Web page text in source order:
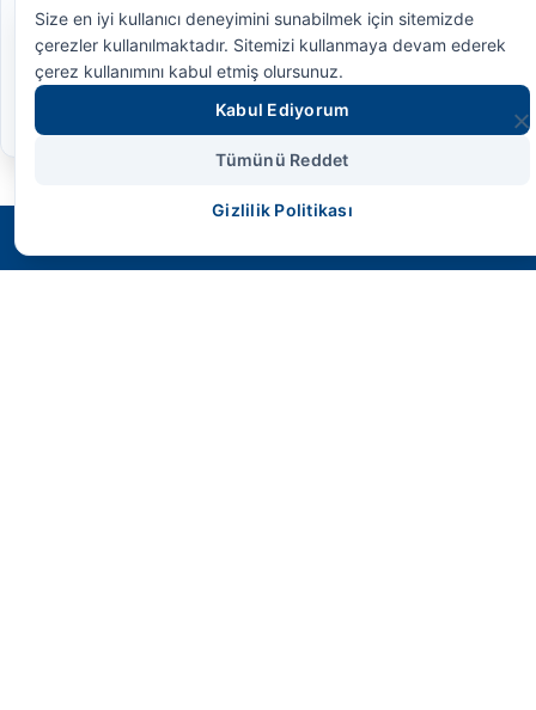
Size en iyi kullanıcı deneyimini sunabilmek için sitemizde
çerezler kullanılmaktadır. Sitemizi kullanmaya devam ederek
çerez kullanımını kabul etmiş olursunuz.
Kabul Ediyorum
Tümünü Reddet
Gizlilik Politikası